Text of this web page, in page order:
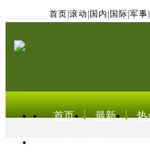
首页 滚动 国内 国际 军事
首页 最新 热